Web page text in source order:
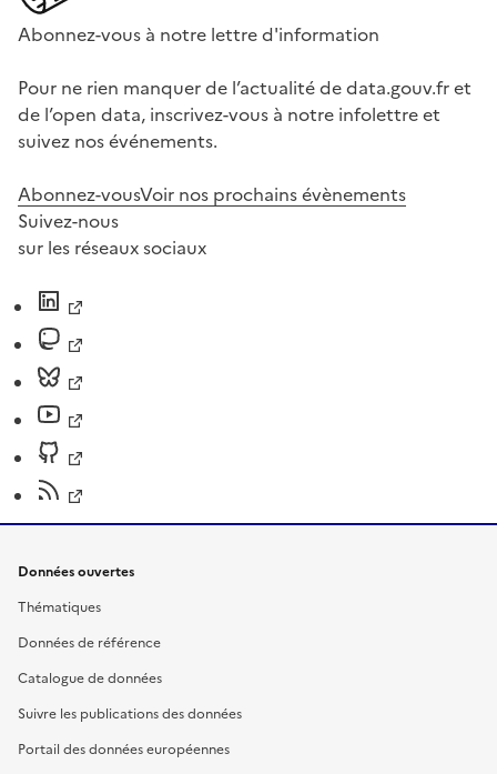
Abonnez-vous à notre lettre d'information
Pour ne rien manquer de l’actualité de data.gouv.fr et
de l’open data, inscrivez-vous à notre infolettre et
suivez nos événements.
Abonnez-vousVoir nos prochains évènements
Suivez-nous
sur les réseaux sociaux
Données ouvertes
Thématiques
Données de référence
Catalogue de données
Suivre les publications des données
Portail des données européennes